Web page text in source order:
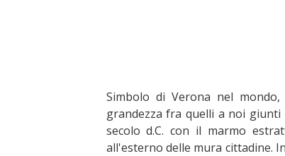
Simbolo di Verona nel
grandezza fra quelli a noi
secolo d.C. con il marmo
all'esterno delle mura cittadine. In